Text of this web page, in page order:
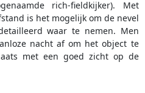
rich-fieldkijker). Met
is het mogelijk om de nevel
waar te nemen. Men
nacht af om het object te
met een goed zicht op de